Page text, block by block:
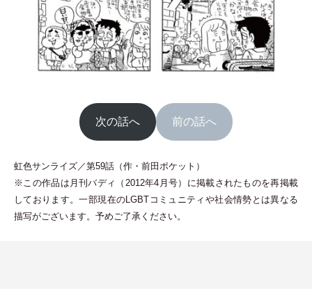
次の話へ 前の話へ
虹色サンライズ／第59話 （作 ・ 前田ポケット ）
※この作品は月刊バディ
（ 2012年4月号） に掲載されたものを再掲載
しております。一部現在のLGBTコミュニティや社会情勢とは異なる
描写がございます。予めご了承ください。